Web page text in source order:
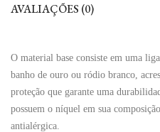
AVALIAÇÕES (0)
O material base consiste em uma
banho de ouro ou ródio branco,
proteção que garante uma
possuem o níquel em sua
antialérgica.